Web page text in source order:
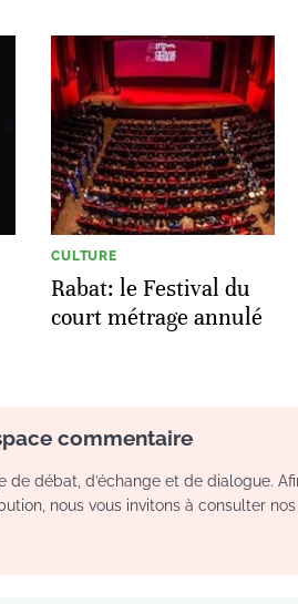
CULTURE
Rabat: le Festival du
court métrage annulé
commentaire
de débat, d’échange et de dialogue.
nous vous invitons à consulter nos